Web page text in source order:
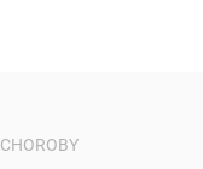
CHOROBY